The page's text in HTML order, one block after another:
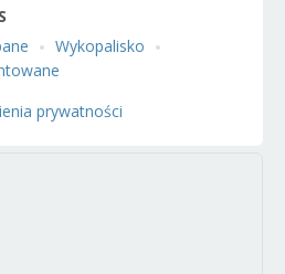
Wykopalisko
prywatności